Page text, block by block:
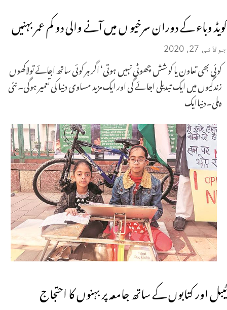
کویڈ وباء کے دوران سرخیو ں میں آنے والی دو کم عمر بہنیں
جولائی 27, 2020
کوئی بھی تعاون یا کوشش چھوٹی نہیں ہوتی‘ اگر ہر کوئی ساتھ اجائے تولاکھوں
زندگیوں میں ایک تبدیلی اجائے گی اور ایک مزید مساوی دنیا کی تعمیر ہوگی۔ نئی
دہلی۔دنیاایک
ٹیبل اور کتابوں کے ساتھ جامعہ پر بہنوں کا احتجاج